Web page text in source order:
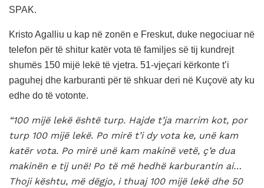
SPAK.
Kristo Agalliu u kap në zonën e Freskut, duke negociuar në
telefon për të shitur katër vota të familjes së tij kundrejt
shumës 150 mijë lekë të vjetra. 51-vjeçari kërkonte t’i
paguhej dhe karburanti për të shkuar deri në Kuçovë aty ku
edhe do të votonte.
“100 mijë lekë është turp. Hajde t’ja marrim kot, por
turp 100 mijë lekë. Po mirë t’i dy vota ke, unë kam
katër vota. Po mirë unë kam makinë vetë, ç’e dua
makinën e tij unë! Po të më hedhë karburantin ai…
Thoji kështu, më dëgjo, i thuaj 100 mijë lekë dhe 50